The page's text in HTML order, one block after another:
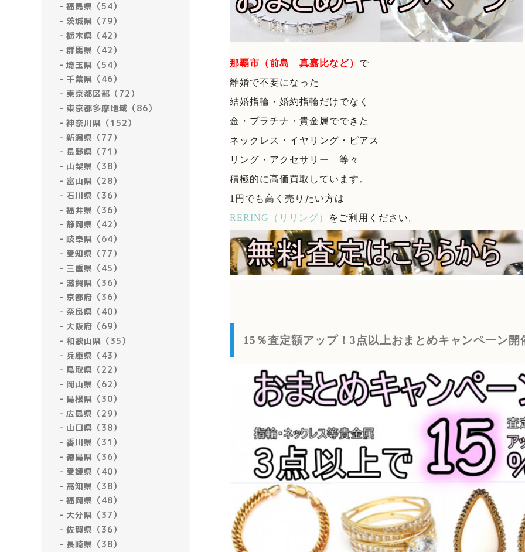
福島県（54）
茨城県（79）
栃木県（42）
群馬県（42）
埼玉県（54）
千葉県（46）
東京都区部（72）
東京都多摩地域（86）
神奈川県（152）
新潟県（77）
長野県（71）
山梨県（38）
富山県（28）
石川県（36）
福井県（36）
静岡県（42）
岐阜県（64）
愛知県（77）
三重県（45）
滋賀県（36）
京都府（36）
奈良県（40）
大阪府（69）
和歌山県（35）
兵庫県（43）
鳥取県（22）
岡山県（62）
島根県（30）
広島県（29）
山口県（38）
香川県（31）
徳島県（36）
愛媛県（40）
高知県（38）
福岡県（48）
大分県（37）
佐賀県（36）
長崎県（38）
那覇市（前島 真嘉比など） で
離婚で不要になった
結婚指輪・婚約指輪だけでなく
金・プラチナ・貴金属でできた
ネックレス・イヤリング・ピアス
リング・アクセサリー 等々
積極的に高価買取しています。
1円でも高く売りたい方は
RERING（リリング）
をご利用ください。
15％査定額アップ！3点以上おまとめキャンペーン開